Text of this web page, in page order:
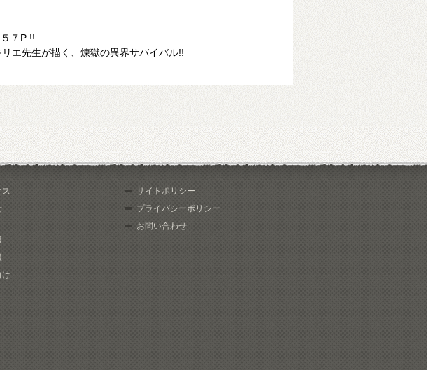
７P !!
エ先生が描く、煉獄の異界サバイバル!!
ス
け
サイトポリシー
プライバシーポリシー
お問い合わせ